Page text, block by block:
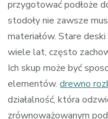
przygotować podłoże
stodoły nie zawsze
materiałów. Stare
wiele lat, często
Ich skup może być
elementów.drewno
działalność, która
zrównoważowanym